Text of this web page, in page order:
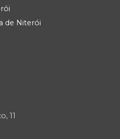
de Niterói
11